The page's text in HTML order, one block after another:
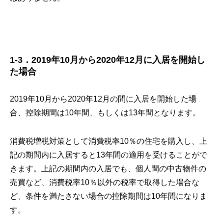
1-3．2019年10月から2020年12月に入居を開始し
た場合
2019年10月から2020年12月の間に入居を開始した場
合、控除期間は10年間、もしくは13年間となります。
消費税増税対策として消費税率10％の住宅を購入し、上
記の期間内に入居すると13年間の適用を受けることがで
きます。上記の期間内の入居でも、個人間の中古物件の
売買など、消費税率10％以外の税率で取得した場合な
ど、条件を満たさない場合の控除期間は10年間になりま
す。